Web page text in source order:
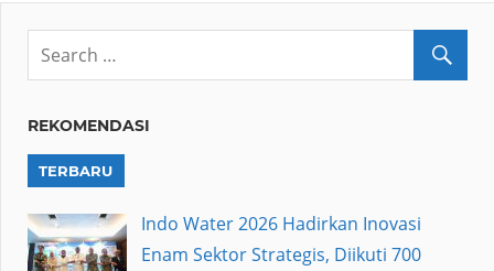
REKOMENDASI
TERBARU
Indo Water 2026 Hadirkan Inovasi
Enam Sektor Strategis, Diikuti 700